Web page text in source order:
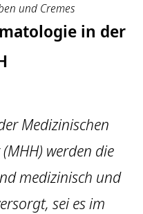
und Cremes
in der
Medizinischen
werden die
medizinisch und
sei es im